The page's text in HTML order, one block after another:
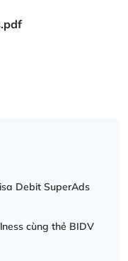
Debit SuperAds
cùng thẻ BIDV